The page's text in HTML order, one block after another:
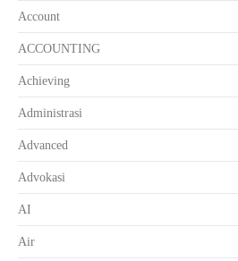
Account
ACCOUNTING
Achieving
Administrasi
Advanced
Advokasi
AI
Air